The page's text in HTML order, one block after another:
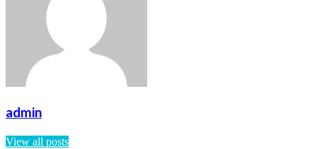
admin
View all posts